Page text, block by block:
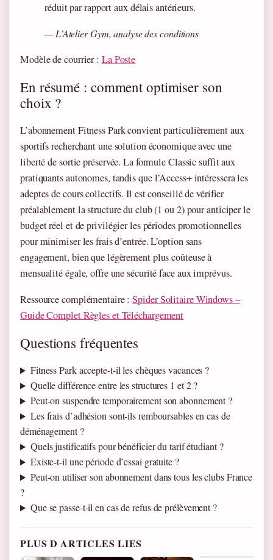
réduit par rapport aux délais antérieurs.
— L’Atelier Gym, analyse des conditions
Modèle de courrier : La Poste
En résumé : comment optimiser son
choix ?
L’abonnement Fitness Park convient particulièrement aux
sportifs recherchant une solution économique avec une
liberté de sortie préservée. La formule Classic suffit aux
pratiquants autonomes, tandis que l’Access+ intéressera les
adeptes de cours collectifs. Il est conseillé de vérifier
préalablement la structure du club (1 ou 2) pour anticiper le
budget réel et de privilégier les périodes promotionnelles
pour minimiser les frais d’entrée. L’option sans
engagement, bien que légèrement plus coûteuse à
mensualité égale, offre une sécurité face aux imprévus.
Ressource complémentaire :Spider Solitaire Windows –
Guide Complet Règles et Téléchargement
Questions fréquentes
Fitness Park accepte-t-il les chèques vacances ?
Quelle différence entre les structures 1 et 2 ?
Peut-on suspendre temporairement son abonnement ?
Les frais d’adhésion sont-ils remboursables en cas de
déménagement ?
Quels justificatifs pour bénéficier du tarif étudiant ?
Existe-t-il une période d’essai gratuite ?
Peut-on utiliser son abonnement dans tous les clubs France
?
Que se passe-t-il en cas de refus de prélèvement ?
PLUS D ARTICLES LIES